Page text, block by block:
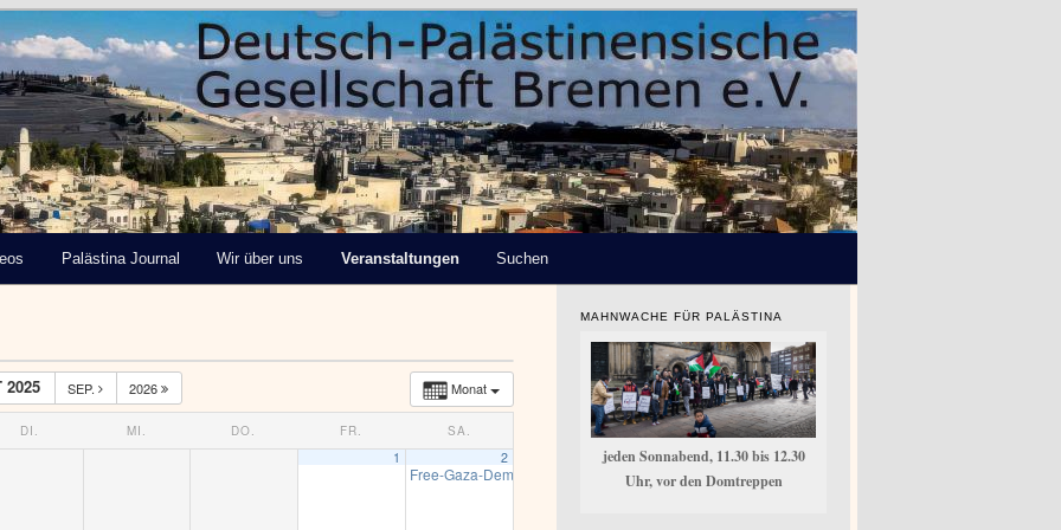
Gesellschaft
Palästina Journal Wir über uns Veranstaltungen Suchen
Monat
2025 SEP. 2026
DI. MI. DO. FR. SA.
1 2
Free-Gaza-Demo
MAHNWACHE FÜR PALÄSTINA
jeden Sonnabend, 11.30 bis 12.30
Uhr, vor den Domtreppen